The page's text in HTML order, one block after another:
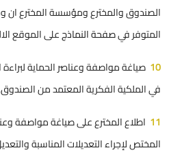
الصندوق والمخترع ومؤسسة المخترع
المتوفر فيصفحة النماذجعلى الموقع
10 صياغة مواصفة وعناصر الحماية
في الملكية الفكرية المعتمد من الصندوق.
11 اطلاع المخترع على صياغة مواصفة
المختص لإجراء التعديلات المناسبة